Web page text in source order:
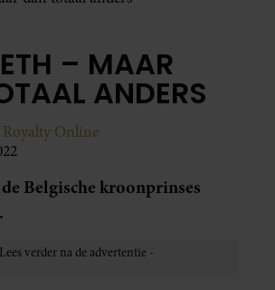
– MAAR
ANDERS
Royalty Online
Belgische kroonprinses